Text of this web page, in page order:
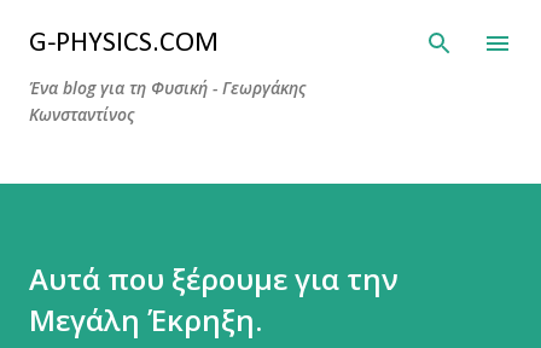
Μετάβαση στο κύριο περιεχόμενο
G-PHYSICS.COM
Ένα blog για τη Φυσική - Γεωργάκης
Κωνσταντίνος
Αυτά που ξέρουμε για την
Μεγάλη Έκρηξη.